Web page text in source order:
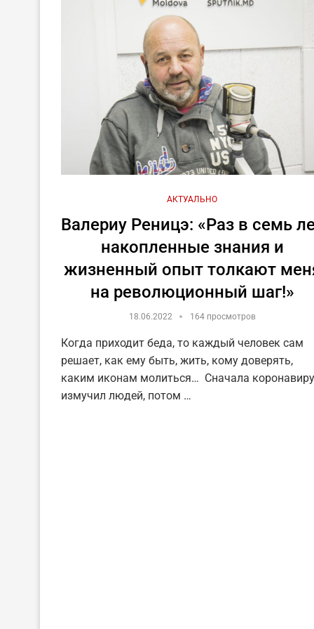
АКТУАЛЬНО
Валериу Реницэ: «Раз в семь
накопленные знания и
жизненный опыт толкают
на революционный шаг!»
18.06.2022 164 просмотров
Когда приходит беда, то каждый человек сам
решает, как ему быть, жить, кому доверять,
каким иконам молиться… Сначала
измучил людей, потом …